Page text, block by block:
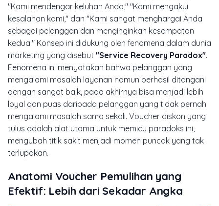
"Kami mendengar keluhan Anda," "Kami mengakui
kesalahan kami," dan "Kami sangat menghargai Anda
sebagai pelanggan dan menginginkan kesempatan
kedua." Konsep ini didukung oleh fenomena dalam dunia
marketing yang disebut "Service Recovery Paradox".
Fenomena ini menyatakan bahwa pelanggan yang
mengalami masalah layanan namun berhasil ditangani
dengan sangat baik, pada akhirnya bisa menjadi lebih
loyal dan puas daripada pelanggan yang tidak pernah
mengalami masalah sama sekali. Voucher diskon yang
tulus adalah alat utama untuk memicu paradoks ini,
mengubah titik sakit menjadi momen puncak yang tak
terlupakan.
Anatomi Voucher Pemulihan yang
Efektif: Lebih dari Sekadar Angka